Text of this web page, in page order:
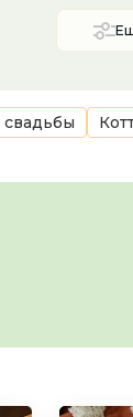
свадьбы